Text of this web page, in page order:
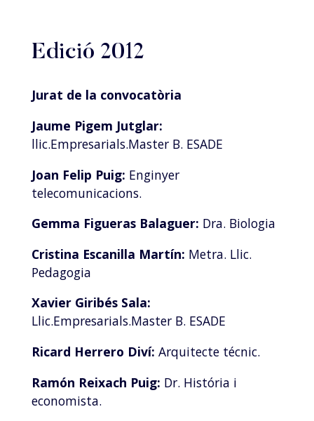
Edició 2012
Jurat de la convocatòria
Jaume Pigem Jutglar:
llic.Empresarials.Master B. ESADE
Joan Felip Puig: Enginyer
telecomunicacions.
Gemma Figueras Balaguer: Dra. Biologia
Cristina Escanilla Martín: Metra. Llic.
Pedagogia
Xavier Giribés Sala:
Llic.Empresarials.Master B. ESADE
Ricard Herrero Diví: Arquitecte técnic.
Ramón Reixach Puig: Dr. História i
economista.